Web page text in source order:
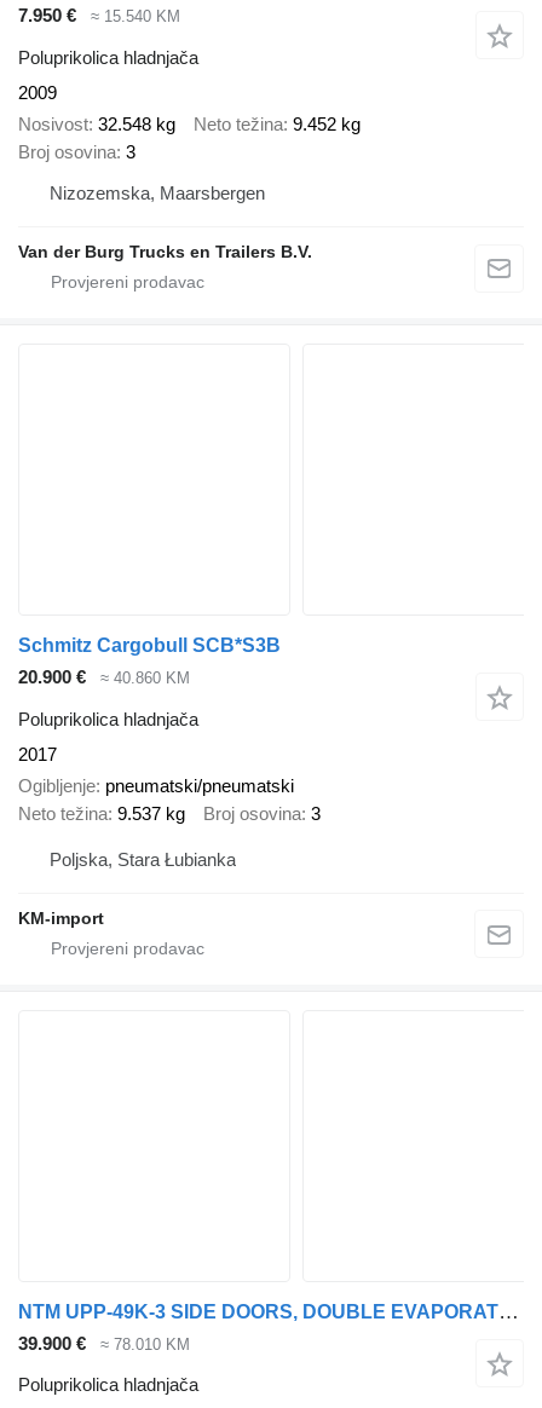
7.950 € ≈ 15.540 KM
Poluprikolica hladnjača
2009
Nosivost 32.548 kg Neto težina 9.452 kg
Broj osovina 3
Nizozemska, Maarsbergen
Van der Burg Trucks en Trailers B.V.
Schmitz Cargobull SCB*S3B
20.900 €
≈ 40.860 KM
Poluprikolica hladnjača
2017
Ogibljenje pneumatski/pneumatski
Neto težina 9.537 kg Broj osovina 3
Poljska, Stara Łubianka
KM-import
NTM UPP-49K-3 SIDE DOORS, DOUBLE EVAPORATOR, TIRES 80%, NTM, TOP CON
39.900 € ≈ 78.010 KM
Poluprikolica hladnjača